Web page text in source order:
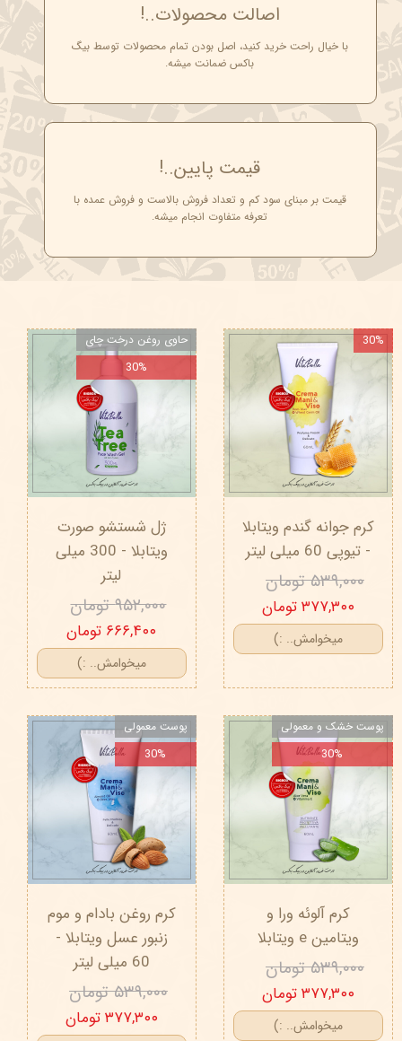
اصالت محصولات..!
با خیال راحت خرید کنید، اصل بودن تمام محصولات توسط بیگ
باکس ضمانت میشه.
قیمت پایین..!
قیمت بر مبنای سود کم و تعداد فروش بالاست و فروش عمده با
تعرفه متفاوت انجام میشه.
کرم جوانه گندم ویتابلا
- تیوپی 60 میلی‌ لیتر
۵۳۹,۰۰۰ تومان
۳۷۷,۳۰۰ تومان
میخوامش.. :)
30%
ژل شستشو صورت
ویتابلا - 300 میلی
لیتر
۹۵۲,۰۰۰ تومان
۶۶۶,۴۰۰ تومان
میخوامش.. :)
حاوی روغن درخت چای
30%
کرم آلوئه ورا و
ویتامین e ویتابلا
۵۳۹,۰۰۰ تومان
۳۷۷,۳۰۰ تومان
میخوامش.. :)
پوست خشک و معمولی
30%
کرم روغن بادام و موم
زنبور عسل ویتابلا -
60 میلی لیتر
۵۳۹,۰۰۰ تومان
۳۷۷,۳۰۰ تومان
پوست معمولی
30%